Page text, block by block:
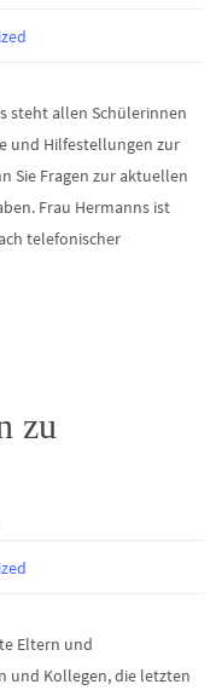
steht allen Schülerinnen
und Hilfestellungen zur
Sie Fragen zur aktuellen
Frau Hermanns ist
telefonischer
zu
Eltern und
und Kollegen, die letzten